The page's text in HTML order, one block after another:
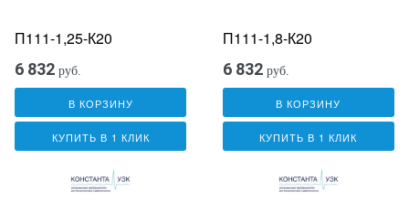
П111-1,25-К20
6 832 руб.
В КОРЗИНУ
КУПИТЬ В 1 КЛИК
П111-1,8-К20
6 832 руб.
В КОРЗИНУ
КУПИТЬ В 1 КЛИК